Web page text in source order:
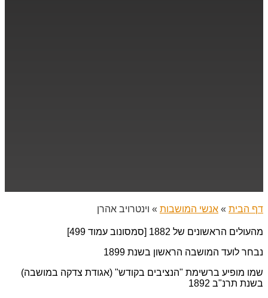
דף הבית » אנשי המושבות » וינטרויב אהרן
מהעולים הראשונים של 1882 [סמסונוב עמוד 499]
נבחר לועד המושבה הראשון בשנת 1899
שמו מופיע ברשימת "הנציבים בקודש" (אגודת צדקה במושבה)
בשנת תרנ"ב 1892